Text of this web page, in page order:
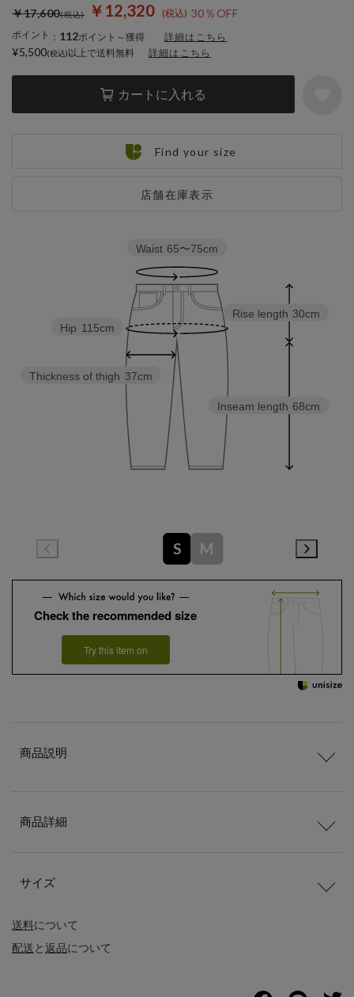
￥12,320 30％OFF
￥17,600
ポイント ： 112ポイント～獲得 詳細はこちら
カートに入れる
店舗在庫表示
¥5,500 以上で送料無料 詳細はこちら
Find your size
Inseam length 68cm
Rise length 30cm
Thickness of thigh 37cm
Hip 115cm
Waist 65〜75cm
S M
Check the recommended size
Try this item on
送料について
配送と返品について
商品説明
商品詳細
サイズ